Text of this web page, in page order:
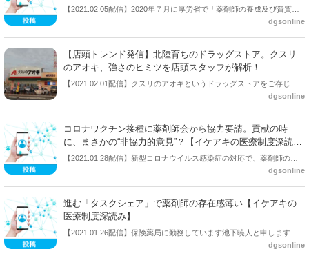
３】
【2021.02.05配信】2020年７月に厚労省で「薬剤師の養成及び資質向
上等に関する検討会」が新設されました。この中のテーマの一つとし
修」という言葉が独り歩きしているように思っています。また、薬局
現場と教育現場がともにできることはまだまだたくさんあるなぁとい
う気がしています。
dgsonline
【店頭トレンド発信】北陸育ちのドラッグストア。クスリ
のアオキ、強さのヒミツを店頭スタッフが解析！
【2021.02.01配信】クスリのアオキというドラッグストアをご存じだ
ろうか。1985年設立し、主に北陸3県、信越地方に出店。地域を絞って
は毎年いずれかの都道府県に1号店をオープンし、出店エリアを拡大。
ドラッグストア成長率ナンバーワンの企業として注目を集めている。
北陸で成長してきたクスリのアオキの強さはいったい何なのか。実際
に店舗に足を運んで見学し考察、都心のドラッグストアとの違いを比
dgsonline
コロナワクチン接種に薬剤師会から協力要請。貢献の時
に、まさかの“非協力的意見”？【イケアキの医療制度深読み
＿その２】
【2021.01.28配信】新型コロナウイルス感染症の対応で、薬剤師の存
在感が薄いとも指摘されている中、1月15日に公表された「新型コロナ
は、医療機関以外で接種を行う場合の接種従事者として薬剤師も記載
されている。そして、日本薬剤師会は都道府県薬剤師会に対して、市
町村や郡市区医師会等からの要請に応じて体制を整えるよう要請を出
した。薬剤師が貢献すべき時といえる。・・・しかし、SNS上で非協
dgsonline
進む「タスクシェア」で薬剤師の存在感薄い【イケアキの
医療制度深読み】
【2021.01.26配信】保険薬局に勤務しています池下暁人と申します。
SNSなどでは「イケアキ」の通称で発信させていただいています。な
dgsonline